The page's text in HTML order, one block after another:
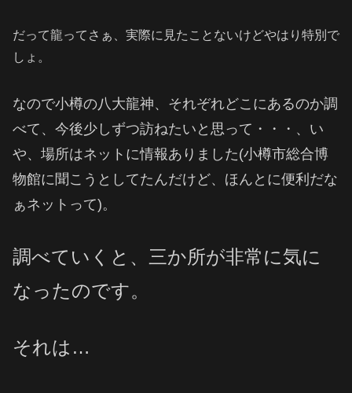
だって龍ってさぁ、実際に見たことないけどやはり特別で
しょ。
なので小樽の八大龍神、それぞれどこにあるのか調
べて、今後少しずつ訪ねたいと思って・・・、い
や、場所はネットに情報ありました(小樽市総合博
物館に聞こうとしてたんだけど、ほんとに便利だな
ぁネットって)。
調べていくと、三か所が非常に気に
なったのです。
それは…